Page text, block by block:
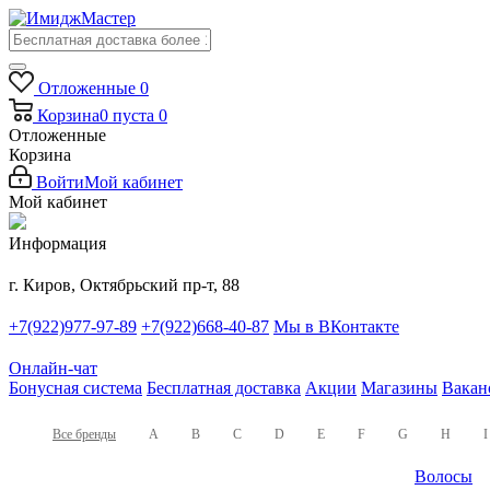
Отложенные 0
Корзина0 пуста 0
Отложенные
Корзина
ВойтиМой кабинет
Мой кабинет
Информация
г. Киров, Октябрьский пр-т, 88
+7(922)977-97-89 +7(922)668-40-87 Мы в ВКонтакте
Онлайн-чат
Бонусная система Бесплатная доставка Акции Магазины
Все бренды A B C D E F G H I
Волосы